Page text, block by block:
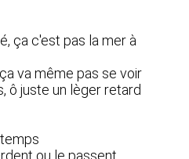
ça c'est pas la mer à
va même pas se voir
ô juste un lèger retard
ou le passent